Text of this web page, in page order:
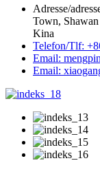
Adresse/
Town,
Kina
Telefon/Tlf:
Email:
Email: